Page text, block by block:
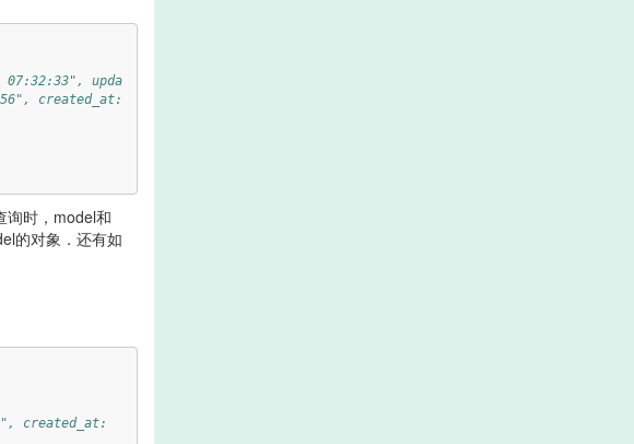
07:32:33", upda
created_at:
询时，model和
的对象．还有如
created_at: